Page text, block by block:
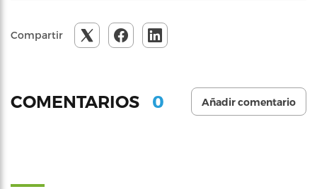
Compartir
COMENTARIOS 0 Añadir comentario